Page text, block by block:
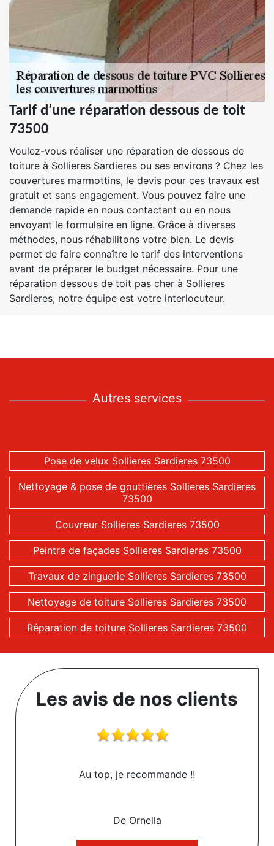
Tarif d’une réparation dessous de toit
73500
Voulez-vous réaliser une réparation de dessous de
toiture à Sollieres Sardieres ou ses environs ? Chez les
couvertures marmottins, le devis pour ces travaux est
gratuit et sans engagement. Vous pouvez faire une
demande rapide en nous contactant ou en nous
envoyant le formulaire en ligne. Grâce à diverses
méthodes, nous réhabilitons votre bien. Le devis
permet de faire connaître le tarif des interventions
avant de préparer le budget nécessaire. Pour une
réparation dessous de toit pas cher à Sollieres
Sardieres, notre équipe est votre interlocuteur.
Autres services
Pose de velux Sollieres Sardieres 73500
Nettoyage & pose de gouttières Sollieres Sardieres
73500
Couvreur Sollieres Sardieres 73500
Peintre de façades Sollieres Sardieres 73500
Travaux de zinguerie Sollieres Sardieres 73500
Nettoyage de toiture Sollieres Sardieres 73500
Réparation de toiture Sollieres Sardieres 73500
Les avis de nos clients
Au top, je recommande !!
De Ornella